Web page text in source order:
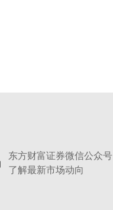
东方财富证券微信公众号
了解最新市场动向